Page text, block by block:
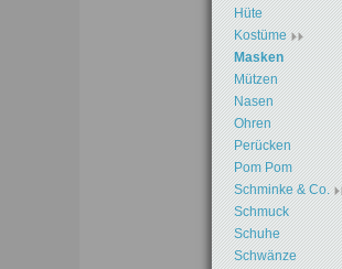
Hüte
Kostüme
Masken
Mützen
Nasen
Ohren
Perücken
Pom Pom
Schminke & Co.
Schmuck
Schuhe
Schwänze